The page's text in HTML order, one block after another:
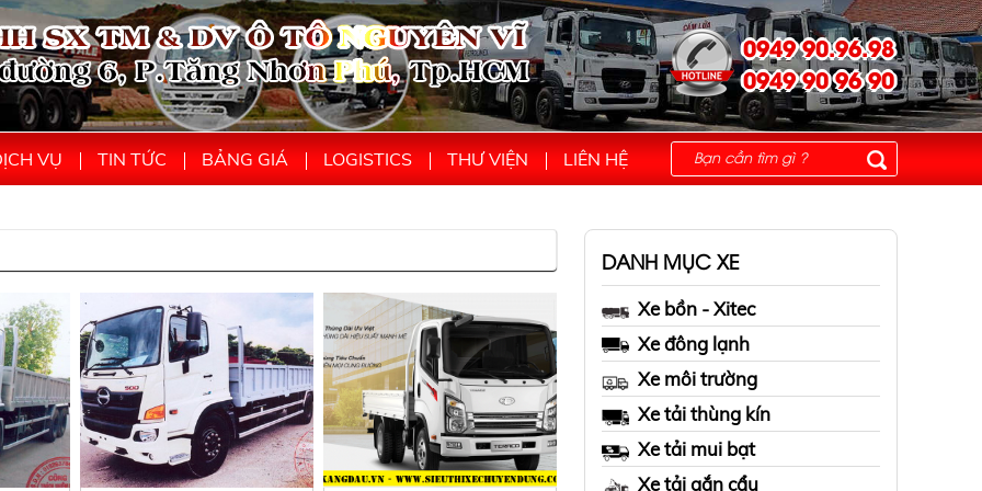
0949 90.96.98
0949 90 96 90
VỤ TIN TỨC BẢNG GIÁ LOGISTICS THƯ VIỆN LIÊN HỆ
DANH MỤC XE
Xe bồn - Xitec
Xe đông lạnh
Xe môi trường
Xe tải thùng kín
Xe tải mui bạt
Xe tải gắn cẩu